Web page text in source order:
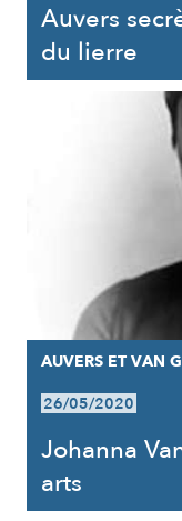
Auvers
du lierre
AUVERS ET VAN
26/05/2020
Johanna
arts